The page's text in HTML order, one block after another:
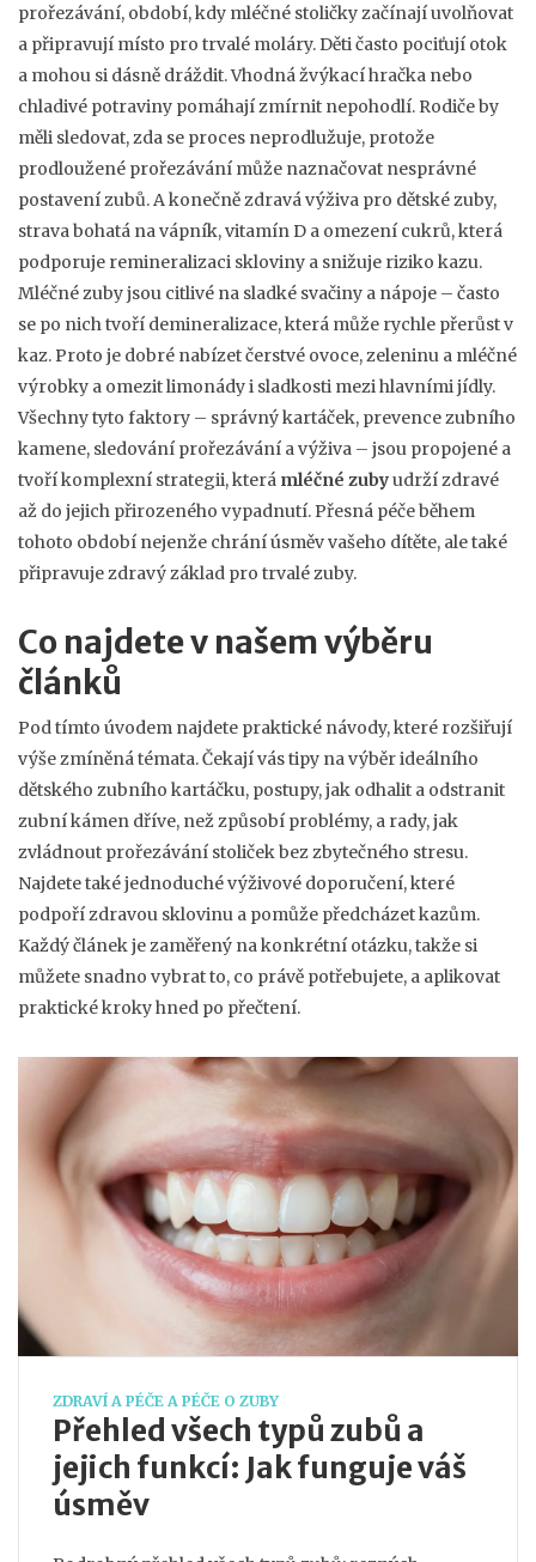
prořezávání, období, kdy mléčné stoličky začínají uvolňovat
a připravují místo pro trvalé moláry. Děti často pociťují otok
a mohou si dásně dráždit. Vhodná žvýkací hračka nebo
chladivé potraviny pomáhají zmírnit nepohodlí. Rodiče by
měli sledovat, zda se proces neprodlužuje, protože
prodloužené prořezávání může naznačovat nesprávné
postavení zubů. A konečnězdravá výživa pro dětské zuby,
strava bohatá na vápník, vitamín D a omezení cukrů, která
podporuje remineralizaci skloviny a snižuje riziko kazu.
Mléčné zuby jsou citlivé na sladké svačiny a nápoje – často
se po nich tvoří demineralizace, která může rychle přerůst v
kaz. Proto je dobré nabízet čerstvé ovoce, zeleninu a mléčné
výrobky a omezit limonády i sladkosti mezi hlavními jídly.
Všechny tyto faktory – správný kartáček, prevence zubního
kamene, sledování prořezávání a výživa – jsou propojené a
tvoří komplexní strategii, která mléčné zubyudrží zdravé
až do jejich přirozeného vypadnutí. Přesná péče během
tohoto období nejenže chrání úsměv vašeho dítěte, ale také
připravuje zdravý základ pro trvalé zuby.
Co najdete v našem výběru
článků
Pod tímto úvodem najdete praktické návody, které rozšiřují
výše zmíněná témata. Čekají vás tipy na výběr ideálního
dětského zubního kartáčku, postupy, jak odhalit a odstranit
zubní kámen dříve, než způsobí problémy, a rady, jak
zvládnout prořezávání stoliček bez zbytečného stresu.
Najdete také jednoduché výživové doporučení, které
podpoří zdravou sklovinu a pomůže předcházet kazům.
Každý článek je zaměřený na konkrétní otázku, takže si
můžete snadno vybrat to, co právě potřebujete, a aplikovat
praktické kroky hned po přečtení.
ZDRAVÍ A PÉČE A PÉČE O ZUBY
Přehled všech typů zubů a
jejich funkcí: Jak funguje váš
úsměv